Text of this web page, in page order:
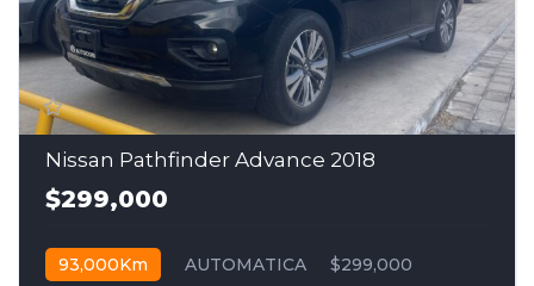
Nissan Pathfinder Advance 2018
$299,000
93,000Km AUTOMATICA $299,000